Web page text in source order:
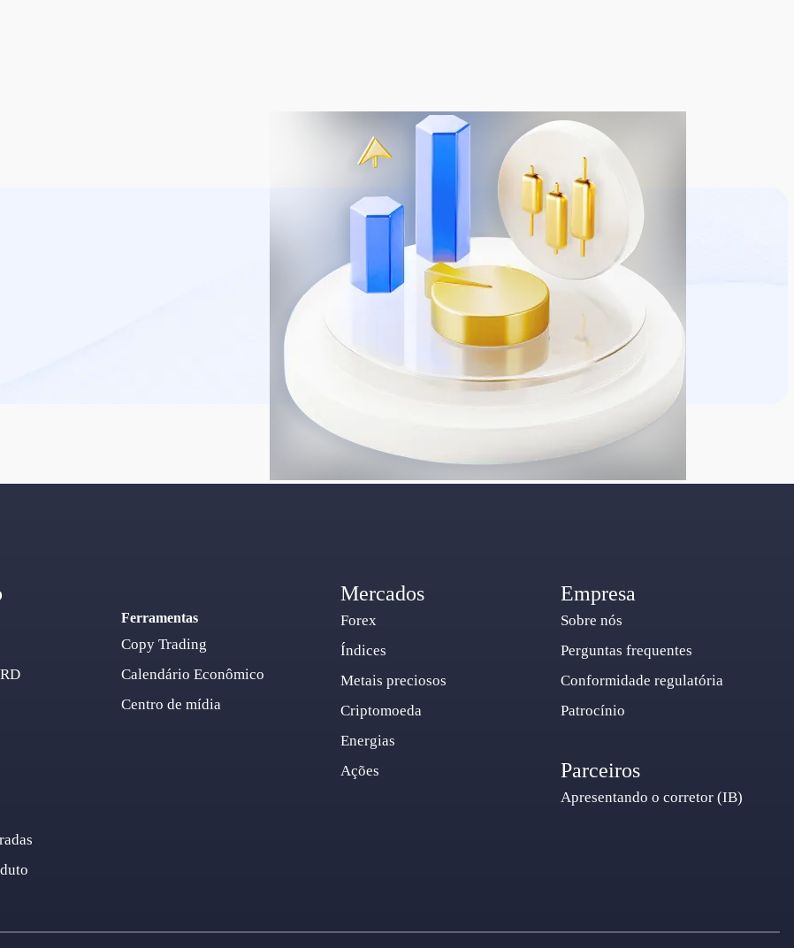
Ferramentas
Copy Trading
Calendário Econômico
Centro de mídia
Mercados
Forex
Índices
Metais preciosos
Criptomoeda
Energias
Ações
Empresa
Sobre nós
Perguntas frequentes
Conformidade regulatória
Patrocínio
Parceiros
Apresentando o corretor (IB)